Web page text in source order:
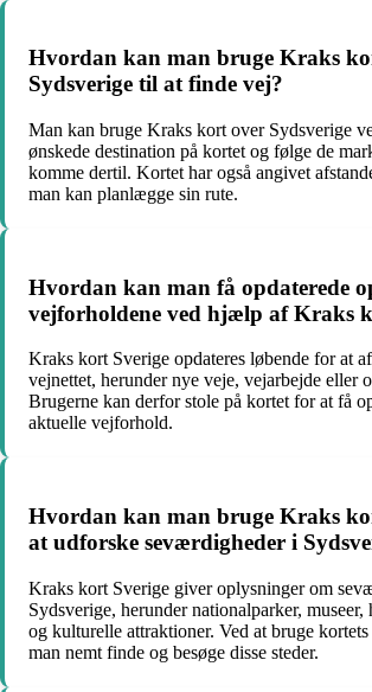
Hvordan kan man bruge Kraks
Sydsverige til at finde vej?
Man kan bruge Kraks kort over Sydsverige
ønskede destination på kortet og følge de
komme dertil. Kortet har også angivet
man kan planlægge sin rute.
Hvordan kan man få opdaterede
vejforholdene ved hjælp af Kraks
Kraks kort Sverige opdateres løbende for at
vejnettet, herunder nye veje, vejarbejde eller
Brugerne kan derfor stole på kortet for at få
aktuelle vejforhold.
Hvordan kan man bruge Kraks
at udforske seværdigheder i
Kraks kort Sverige giver oplysninger om
Sydsverige, herunder nationalparker, museer,
og kulturelle attraktioner. Ved at bruge
man nemt finde og besøge disse steder.